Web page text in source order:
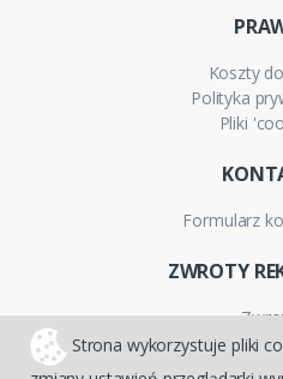
Strona wykorzystuje pliki
Koszty
Polityka
Pliki
Formularz
ZWROTY